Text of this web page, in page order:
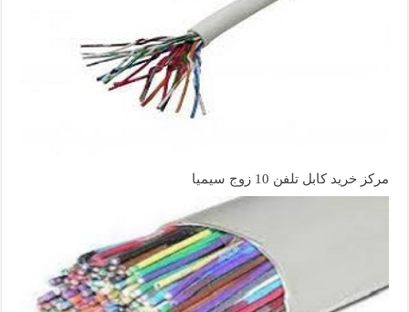
مرکز خرید کابل تلفن 10 زوج سیمیا